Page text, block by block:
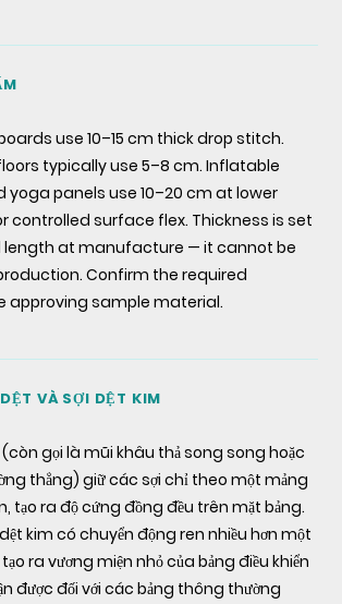
use 10–15 cm thick drop stitch.
typically use 5–8 cm. Inflatable
panels use 10–20 cm at lower
controlled surface flex. Thickness is set
at manufacture — it cannot be
Confirm the required
approving sample material.
VÀ SỢI DỆT KIM
gọi là mũi khâu thả song song hoặc
thẳng) giữ các sợi chỉ theo một mảng
tạo ra độ cứng đồng đều trên mặt bảng.
kim có chuyển động ren nhiều hơn một
ra vương miện nhỏ của bảng điều khiển
được đối với các bảng thông thường